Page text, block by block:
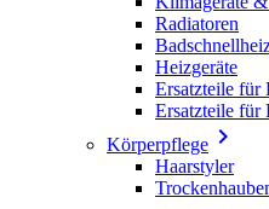
Radiatoren
Heizgeräte
Ersatzteile für
Ersatzteile für
Körperpflege 
Haarstyler